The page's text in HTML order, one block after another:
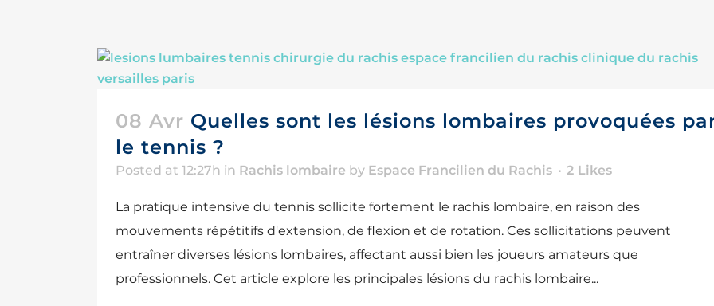
08 Avr Quelles sont les lésions lombaires provoquées
le tennis ?
Posted at 12:27h in Rachis lombaire by Espace Francilien du Rachis 2 Likes
La pratique intensive du tennis sollicite fortement le rachis lombaire, en raison des
mouvements répétitifs d'extension, de flexion et de rotation. Ces sollicitations peuvent
entraîner diverses lésions lombaires, affectant aussi bien les joueurs amateurs que
professionnels. Cet article explore les principales lésions du rachis lombaire...